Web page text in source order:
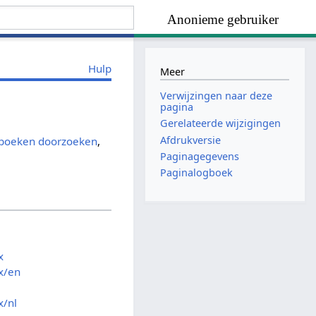
Anonieme gebruiker
Hulp
doorzoeken,
en
nl
Meer
Verwijzingen naar deze
pagina
Gerelateerde wijzigingen
Afdrukversie
Paginagegevens
Paginalogboek